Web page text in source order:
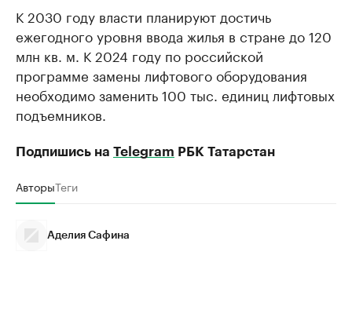
К 2030 году власти планируют достичь
ежегодного уровня ввода жилья в стране до 120
млн кв. м. К 2024 году по российской
программе замены лифтового оборудования
необходимо заменить 100 тыс. единиц лифтовых
подъемников.
Подпишись на Telegram РБК Татарстан
АвторыТеги
Аделия Сафина